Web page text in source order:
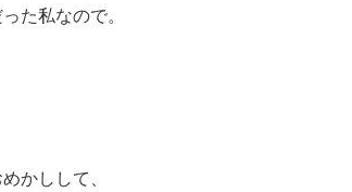
た私なので。
かしして、